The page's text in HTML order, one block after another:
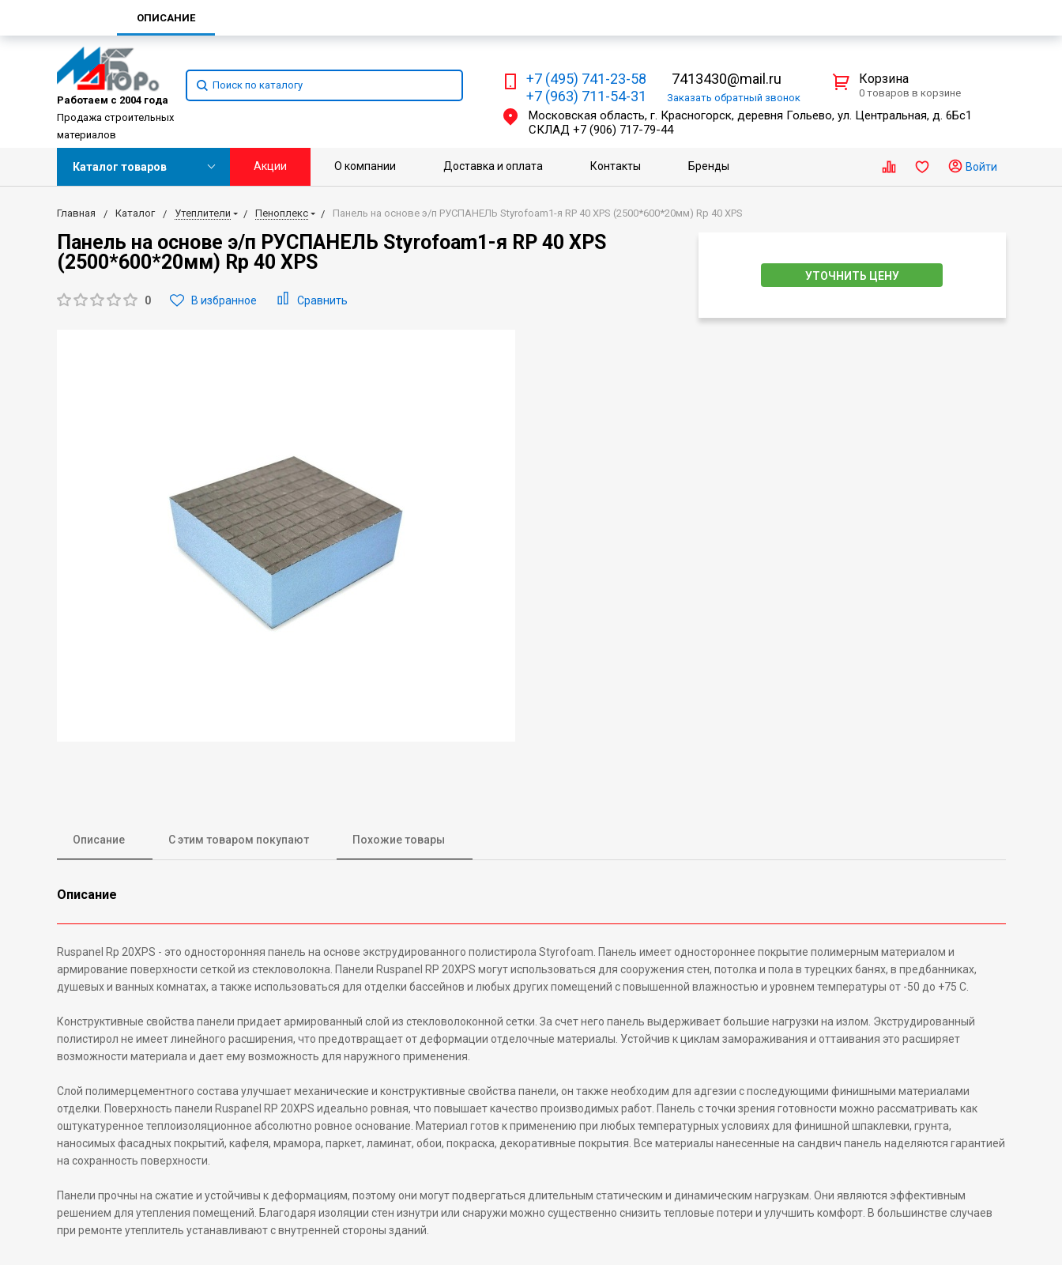
Работаем с 2004 года
Продажа строительных
материалов
+7 (495) 741-23-58
+7 (963) 711-54-31
7413430@mail.ru
Заказать обратный звонок
Московская область, г. Красногорск, деревня Гольево, ул. Центральная, д. 6Бс1
СКЛАД +7 (906) 717-79-44
Корзина
0 товаров в корзине
Каталог товаров Акции О компании Доставка и оплата Контакты Бренды Войти
Главная Каталог Утеплители Пеноплекс Панель на основе э/п РУСПАНЕЛЬ Styrofoam1-я RP 40 XPS (2500*600*20мм) Rp 40 XPS
Панель на основе э/п РУСПАНЕЛЬ Styrofoam1-я RP 40 XPS
(2500*600*20мм) Rp 40 XPS
0 В избранное Сравнить
УТОЧНИТЬ ЦЕНУ
Описание С этим товаром покупают Похожие товары
Описание
Ruspanel Rр 20XPS - это односторонняя панель на основе экструдированного полистирола Styrofoam. Панель имеет одностороннее покрытие полимерным материалом и
армирование поверхности сеткой из стекловолокна. Панели Ruspanel RP 20XPS могут использоваться для сооружения стен, потолка и пола в турецких банях, в предбанниках,
душевых и ванных комнатах, а также использоваться для отделки бассейнов и любых других помещений с повышенной влажностью и уровнем температуры от -50 до +75 С.
Конструктивные свойства панели придает армированный слой из стекловолоконной сетки. За счет него панель выдерживает большие нагрузки на излом. Экструдированный
полистирол не имеет линейного расширения, что предотвращает от деформации отделочные материалы. Устойчив к циклам замораживания и оттаивания это расширяет
возможности материала и дает ему возможность для наружного применения.
Слой полимерцементного состава улучшает механические и конструктивные свойства панели, он также необходим для адгезии с последующими финишными материалами
отделки. Поверхность панели Ruspanel RP 20XPS идеально ровная, что повышает качество производимых работ. Панель с точки зрения готовности можно рассматривать как
оштукатуренное теплоизоляционное абсолютно ровное основание. Материал готов к применению при любых температурных условиях для финишной шпаклевки, грунта,
наносимых фасадных покрытий, кафеля, мрамора, паркет, ламинат, обои, покраска, декоративные покрытия. Все материалы нанесенные на сандвич панель наделяются гарантией
на сохранность поверхности.
Панели прочны на сжатие и устойчивы к деформациям, поэтому они могут подвергаться длительным статическим и динамическим нагрузкам. Они являются эффективным
решением для утепления помещений. Благодаря изоляции стен изнутри или снаружи можно существенно снизить тепловые потери и улучшить комфорт. В большинстве случаев
при ремонте утеплитель устанавливают с внутренней стороны зданий.
ОПИСАНИЕ